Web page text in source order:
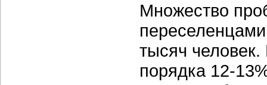
Множество
тысяч
порядка 12-